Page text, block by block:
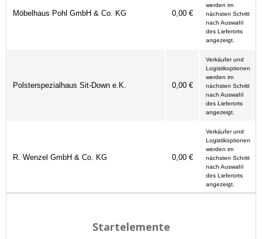
Möbelhaus Pohl GmbH & Co. KG 0,00 €
werden im
nächsten Schritt
nach Auswahl
des Lieferorts
angezeigt.
Polsterspezialhaus Sit-Down e.K. 0,00 €
Verkäufer und
Logistikoptionen
werden im
nächsten Schritt
nach Auswahl
des Lieferorts
angezeigt.
R. Wenzel GmbH & Co. KG 0,00 €
Verkäufer und
Logistikoptionen
werden im
nächsten Schritt
nach Auswahl
des Lieferorts
angezeigt.